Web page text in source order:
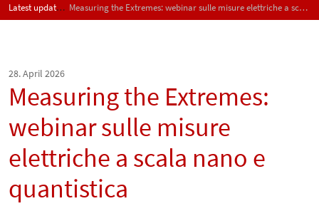
Latest updates Measuring the Extremes: webinar sulle misure elettriche a scala nano e quantistica
28. April 2026
Measuring the Extremes:
webinar sulle misure
elettriche a scala nano e
quantistica